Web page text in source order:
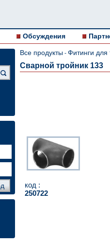
Обсуждения
Все продукты - Фитинги для
Сварной тройник 133
код :
250722